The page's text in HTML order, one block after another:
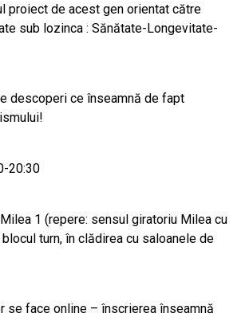
proiect de acest gen orientat către
sub lozinca : Sănătate-Longevitate-
descoperi ce înseamnă de fapt
20:30
1 (repere: sensul giratoriu Milea cu
turn, în clădirea cu saloanele de
se face online – înscrierea înseamnă